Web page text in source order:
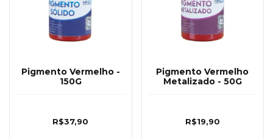
Pigmento Vermelho -
150G
R$37,90
Pigmento Vermelho
Metalizado - 50G
R$19,90